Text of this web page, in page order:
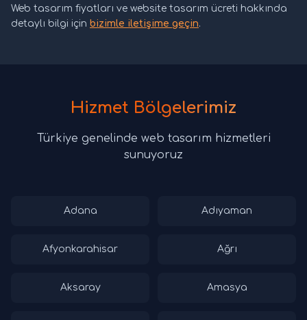
Web tasarım fiyatları ve website tasarım ücreti hakkında
detaylı bilgi için bizimle iletişime geçin.
Hizmet Bölgelerimiz
Türkiye genelinde web tasarım hizmetleri
sunuyoruz
Adana Adıyaman
Afyonkarahisar Ağrı
Aksaray Amasya